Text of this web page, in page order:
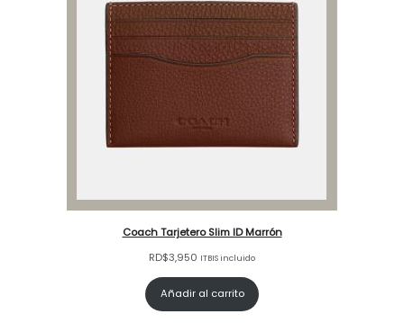
Coach Tarjetero Slim ID Marrón
RD$3,950 ITBIS incluido
Añadir al carrito